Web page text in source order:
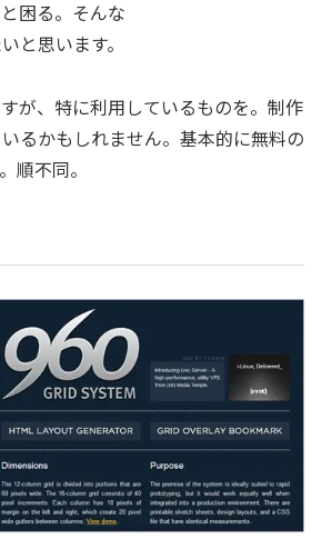
困る。そんな
と思います。
が、特に利用しているものを。制作
るかもしれません。基本的に無料の
順不同。